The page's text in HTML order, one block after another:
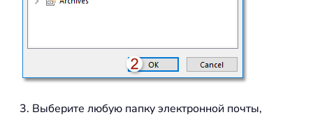
3. Выберите любую папку электронной почты,